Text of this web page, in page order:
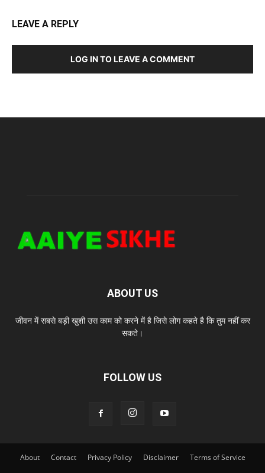
LEAVE A REPLY
LOG IN TO LEAVE A COMMENT
ABOUT US
जीवन में सबसे बड़ी खुशी उस काम को करने में है जिसे लोग कहते है कि तुम नहीं कर
सकते।
FOLLOW US
About Contact Privacy Policy Disclaimer Terms of Service